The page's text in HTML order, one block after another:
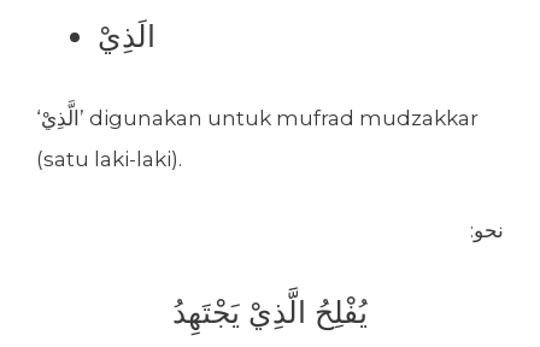
الَذِيْ
‘الَّذِيْ’ digunakan untuk mufrad mudzakkar
(satu laki-laki).
:نحو
يُفْلِحُ الَّذِيْ يَجْتَهِدُ